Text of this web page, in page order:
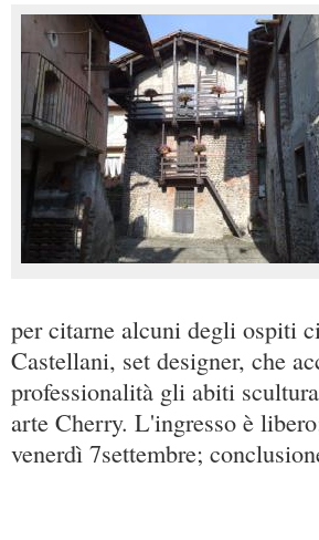
per citarne alcuni degli ospiti
Castellani, set designer, che
professionalità gli abiti
arte Cherry. L'ingresso è
venerdì 7settembre;